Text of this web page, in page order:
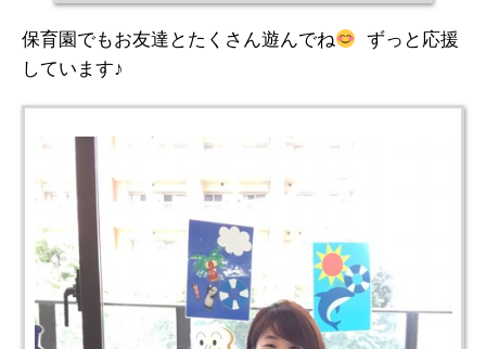
保育園でもお友達とたくさん遊んでね
ずっと応援
しています♪